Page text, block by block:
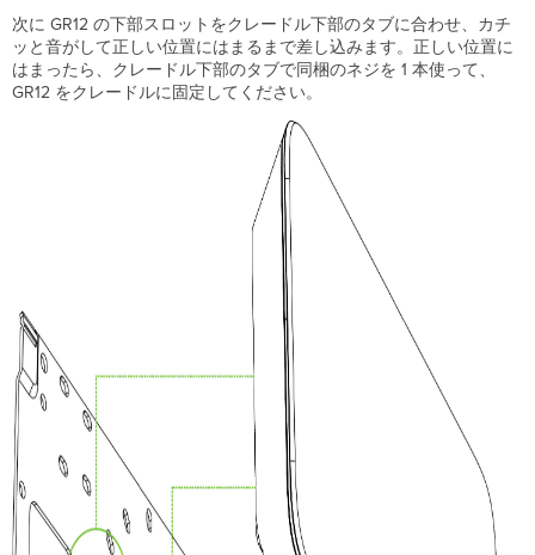
次に GR12 の下部スロットをクレードル下部のタブに合わせ、カチ
ッと音がして正しい位置にはまるまで差し込みます。正しい位置に
はまったら、クレードル下部のタブで同梱のネジを 1 本使って、
GR12 をクレードルに固定してください。